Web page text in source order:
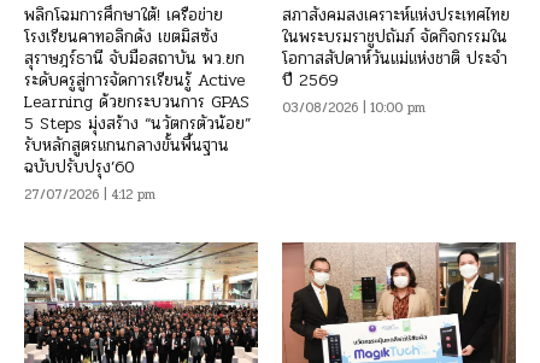
พลิกโฉมการศึกษาใต้! เครือข่าย
โรงเรียนคาทอลิกดัง เขตมิสซัง
สุราษฎร์ธานี จับมือสถาบัน พว.ยก
ระดับครูสู่การจัดการเรียนรู้ Active
Learning ด้วยกระบวนการ GPAS
5 Steps มุ่งสร้าง “นวัตกรตัวน้อย”
รับหลักสูตรแกนกลางขั้นพื้นฐาน
ฉบับปรับปรุง’60
27/07/2026 | 4:12 pm
สภาสังคมสงเคราะห์แห่งประเทศไทย
ในพระบรมราชูปถัมภ์ จัดกิจกรรมใน
โอกาสสัปดาห์วันแม่แห่งชาติ ประจำ
ปี 2569
03/08/2026 | 10:00 pm